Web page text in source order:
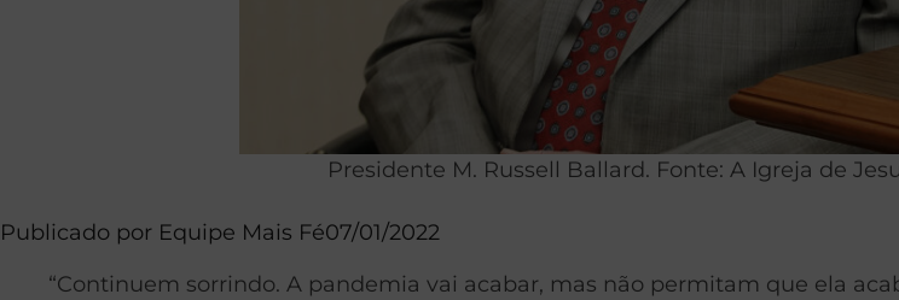
Presidente M. Russell Ballard. Fonte: A Igreja de
Publicado por Equipe Mais Fé07/01/2022
“Continuem sorrindo. A pandemia vai acabar, mas não permitam que ela